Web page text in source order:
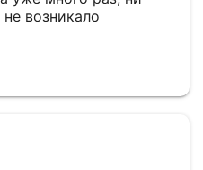
возникало